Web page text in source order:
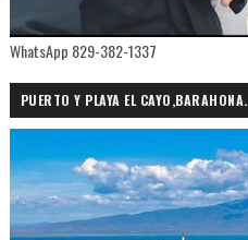
WhatsApp 829-382-1337
PUERTO Y PLAYA EL CAYO,BARAHONA.